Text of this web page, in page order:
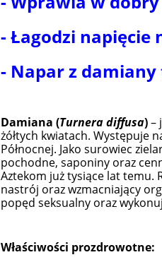
- Łagodzi napięcie
- Napar z
Damiana (Turnera diffusa)–
żółtych kwiatach. Występuje
Północnej. Jako surowiec
pochodne, saponiny oraz
Aztekom już tysiące lat temu.
nastrój oraz wzmacniający
popęd seksualny oraz
Właściwości prozdrowotne: